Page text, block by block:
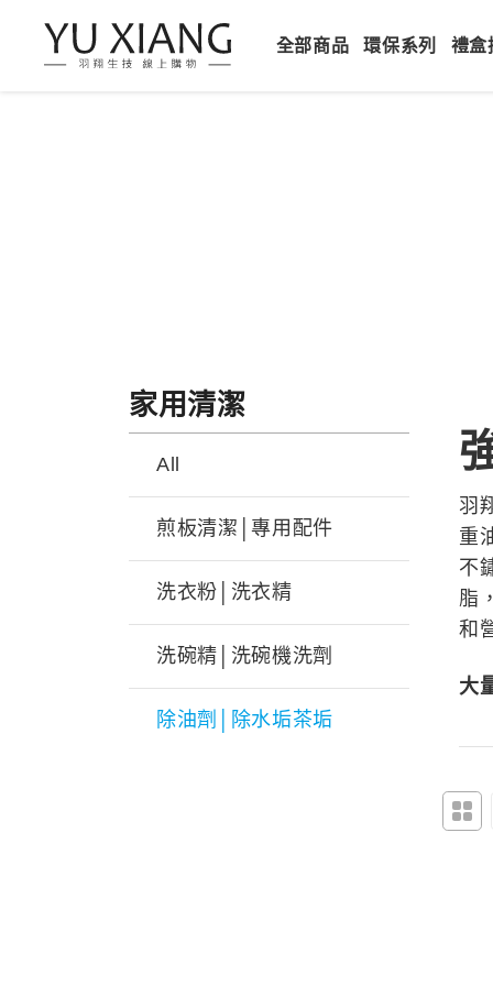
全部商品 環保系列 禮盒
家用清潔
All
煎板清潔│專用配件
洗衣粉│洗衣精
洗碗精│洗碗機洗劑
除油劑│除水垢茶垢
羽
重
不
脂
和
大